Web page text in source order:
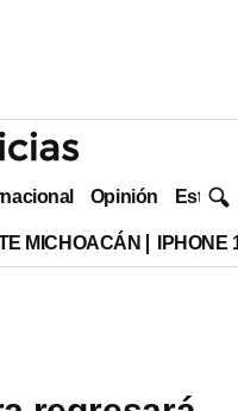
Opinión Estilo
MICHOACÁN IPHONE